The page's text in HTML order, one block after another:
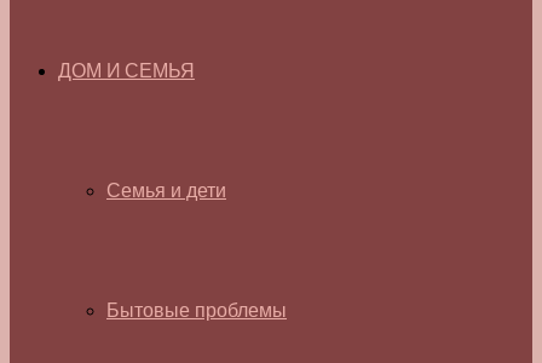
ДОМ И СЕМЬЯ
Семья и дети
Бытовые проблемы